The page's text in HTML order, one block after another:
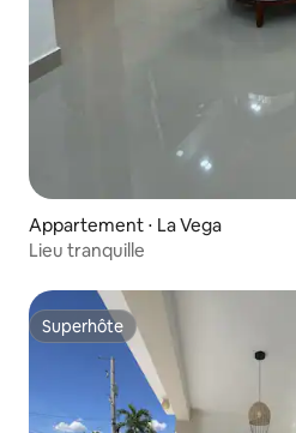
Appartement ⋅ La Vega
Lieu tranquille
Superhôte
Superhôte